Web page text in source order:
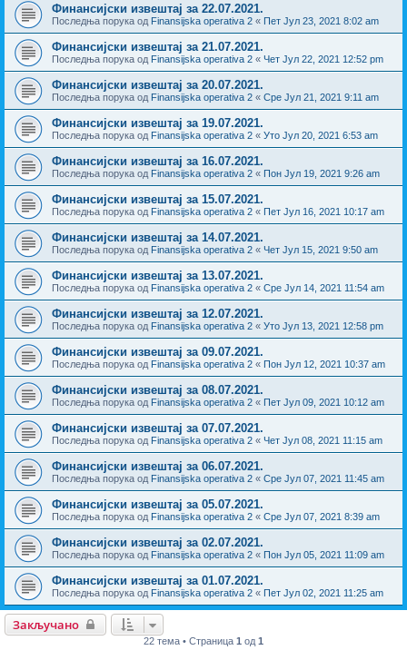
Финансијски извештај за 22.07.2021.
Последња порука од Finansijska operativa 2 « Пет Јул 23, 2021 8:02 am
Финансијски извештај за 21.07.2021.
Последња порука од Finansijska operativa 2 « Чет Јул 22, 2021 12:52 pm
Финансијски извештај за 20.07.2021.
Последња порука од Finansijska operativa 2 « Сре Јул 21, 2021 9:11 am
Финансијски извештај за 19.07.2021.
Последња порука од Finansijska operativa 2 « Уто Јул 20, 2021 6:53 am
Финансијски извештај за 16.07.2021.
Последња порука од Finansijska operativa 2 « Пон Јул 19, 2021 9:26 am
Финансијски извештај за 15.07.2021.
Последња порука од Finansijska operativa 2 « Пет Јул 16, 2021 10:17 am
Финансијски извештај за 14.07.2021.
Последња порука од Finansijska operativa 2 « Чет Јул 15, 2021 9:50 am
Финансијски извештај за 13.07.2021.
Последња порука од Finansijska operativa 2 « Сре Јул 14, 2021 11:54 am
Финансијски извештај за 12.07.2021.
Последња порука од Finansijska operativa 2 « Уто Јул 13, 2021 12:58 pm
Финансијски извештај за 09.07.2021.
Последња порука од Finansijska operativa 2 « Пон Јул 12, 2021 10:37 am
Финансијски извештај за 08.07.2021.
Последња порука од Finansijska operativa 2 « Пет Јул 09, 2021 10:12 am
Финансијски извештај за 07.07.2021.
Последња порука од Finansijska operativa 2 « Чет Јул 08, 2021 11:15 am
Финансијски извештај за 06.07.2021.
Последња порука од Finansijska operativa 2 « Сре Јул 07, 2021 11:45 am
Финансијски извештај за 05.07.2021.
Последња порука од Finansijska operativa 2 « Сре Јул 07, 2021 8:39 am
Финансијски извештај за 02.07.2021.
Последња порука од Finansijska operativa 2 « Пон Јул 05, 2021 11:09 am
Финансијски извештај за 01.07.2021.
Последња порука од Finansijska operativa 2 « Пет Јул 02, 2021 11:25 am
Закључано
22 тема • Страница 1 од 1